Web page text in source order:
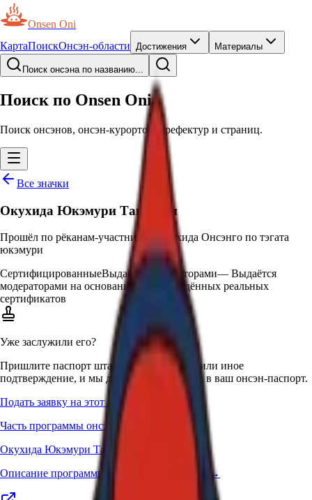
Onsen Oni
КартаПоискОнсэн-области Достижения Материалы
Поиск онсэна по названию...
Поиск по Onsen Oni
Поиск онсэнов, онсэн-курортов, префектур и страниц.
Все значки
Окухида Юкэмури Тацудзин
Прошёл по рёканам-участникам Окухида Онсэнго по тэгата
юкэмури
СертифицированныеВыдаётся модераторами— Выдаётся
модераторами на основании подтверждённых реальных
сертификатов
Уже заслужили его?
Пришлите паспорт штампов, сертификат или иное
подтверждение, и мы добавим этот значок в ваш онсэн-паспорт.
Подать заявку на этот значок
Часть программы онсэнов
Окухида Юкэмури Тацудзин
Описание программы, список мест и карта →